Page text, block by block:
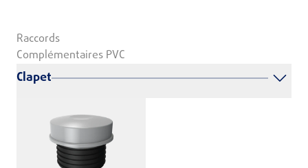
Raccords
Complémentaires PVC
Clapet